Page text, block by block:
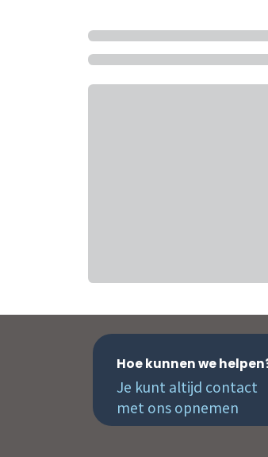
Hoe kunnen we
Je kunt altijd contact
met ons opnemen